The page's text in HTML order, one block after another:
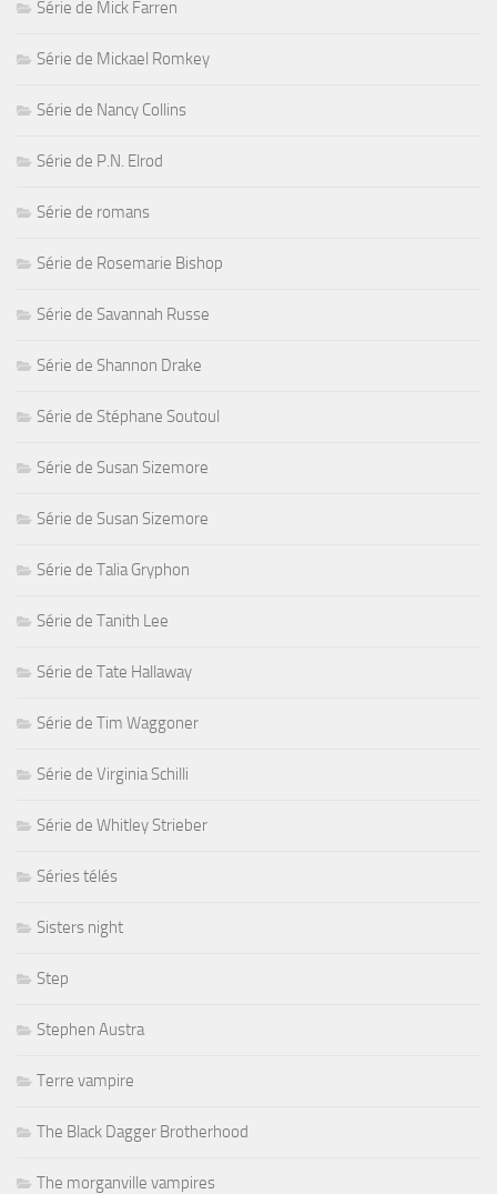
Série de Mick Farren
Série de Mickael Romkey
Série de Nancy Collins
Série de P.N. Elrod
Série de romans
Série de Rosemarie Bishop
Série de Savannah Russe
Série de Shannon Drake
Série de Stéphane Soutoul
Série de Susan Sizemore
Série de Susan Sizemore
Série de Talia Gryphon
Série de Tanith Lee
Série de Tate Hallaway
Série de Tim Waggoner
Série de Virginia Schilli
Série de Whitley Strieber
Séries télés
Sisters night
Step
Stephen Austra
Terre vampire
The Black Dagger Brotherhood
The morganville vampires